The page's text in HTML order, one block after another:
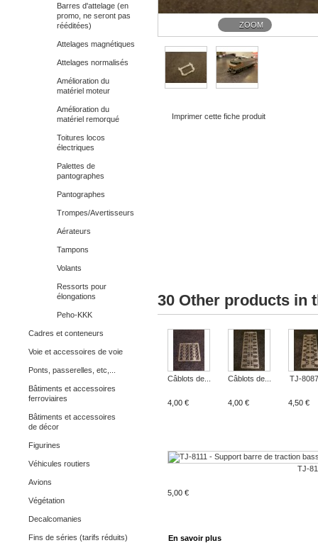
Barres d'attelage (en
promo, ne seront pas
rééditées)
Attelages magnétiques
Attelages normalisés
Amélioration du
matériel moteur
Amélioration du
matériel remorqué
Toitures locos
électriques
Palettes de
pantographes
Pantographes
Trompes/Avertisseurs
Aérateurs
Tampons
Volants
Ressorts pour
élongations
Peho-KKK
Cadres et conteneurs
Voie et accessoires de voie
Ponts, passerelles, etc,...
Bâtiments et accessoires
ferroviaires
Bâtiments et accessoires
de décor
Figurines
Véhicules routiers
Avions
Végétation
Decalcomanies
Fins de séries (tarifs réduits)
ZOOM
Imprimer cette fiche produit
30 Other products in
Câblots de...
4,00 €
Câblots de...
4,00 €
TJ-
4,50 €
TJ-
5,00 €
En savoir plus